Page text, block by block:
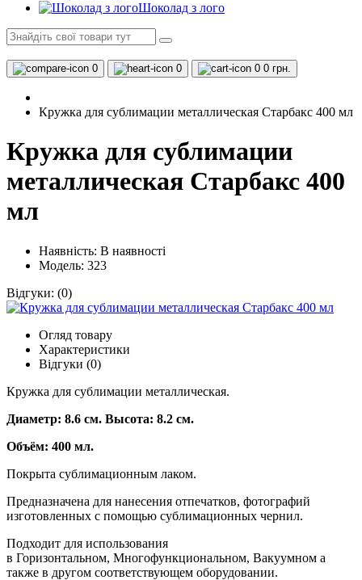
Шоколад з лого
0 0 0 0 грн.
Кружка для сублимации металлическая Старбакс 400 мл
Кружка для сублимации
металлическая Старбакс 400
мл
Наявність: В наявності
Модель: 323
Відгуки: (0)
Огляд товару
Характеристики
Відгуки (0)
Кружка для сублимации металлическая.
Диаметр: 8.6 см. Высота: 8.2 см.
Объём: 400 мл.
Покрыта сублимационным лаком.
Предназначена для нанесения отпечатков, фотографий
изготовленных с помощью сублимационных чернил.
Подходит для использования
в Горизонтальном, Многофункциональном, Вакуумном а
также в другом соответствующем оборудовании.